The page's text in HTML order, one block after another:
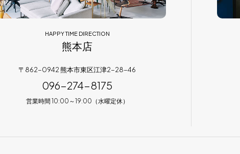
HAPPY TIME DIRECTION
熊本店
〒862-0942 熊本市東区江津2-28-46
096-274-8175
営業時間 10:00～19:00（水曜定休）